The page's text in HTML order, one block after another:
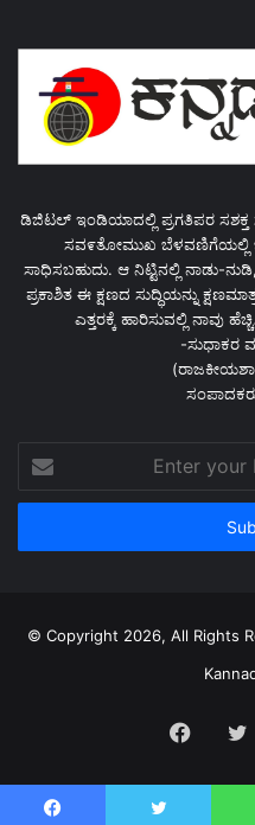
ಡಿಜಿಟಲ್ ಇಂಡಿಯಾದಲ್ಲಿ ಪ್ರಗತಿಪರ
ಸವ೯ತೋಮುಖ ಬೆಳವಣಿಗೆಯಲ್ಲಿ
ಸಾಧಿಸಬಹುದು. ಆ ನಿಟ್ಟಿನಲ್ಲಿ ನಾಡು-
ಪ್ರಕಾಶಿತ ಈ ಕ್ಷಣದ ಸುದ್ಧಿಯನ್ನು
ಎತ್ತರಕ್ಕೆ ಹಾರಿಸುವಲ್ಲಿ ನಾವು
-ಸುಧಾಕರ
your
Email
© Copyright 2026, All Rights